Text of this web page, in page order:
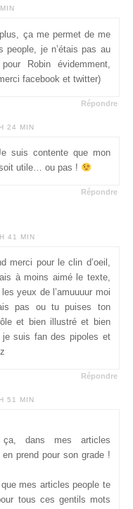
ça me permet de me
people, je n’étais pas au
Robin évidemment,
facebook et twitter)
Répondre
24 MIN
suis contente que mon
utile… ou pas !
Répondre
41 MIN
merci pour le clin d’oeil,
à moins aimé le texte,
yeux de l’amuuuur moi
pas ou tu puises ton
et bien illustré et bien
suis fan des pipoles et
Répondre
51 MIN
dans mes articles
prend pour son grade !
mes articles people te
tous ces gentils mots